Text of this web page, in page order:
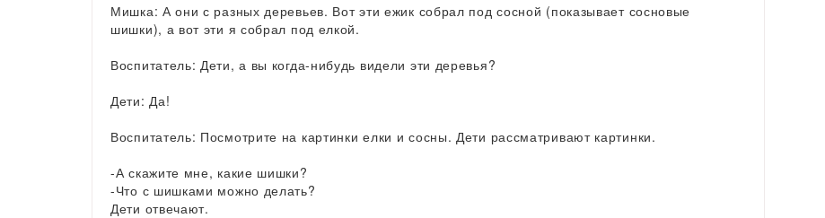
Мишка: А они с разных деревьев. Вот эти ежик собрал под сосной (показывает сосновые
шишки), а вот эти я собрал под елкой.
Воспитатель: Дети, а вы когда-нибудь видели эти деревья?
Дети: Да!
Воспитатель: Посмотрите на картинки елки и сосны. Дети рассматривают картинки.
-А скажите мне, какие шишки?
-Что с шишками можно делать?
Дети отвечают.